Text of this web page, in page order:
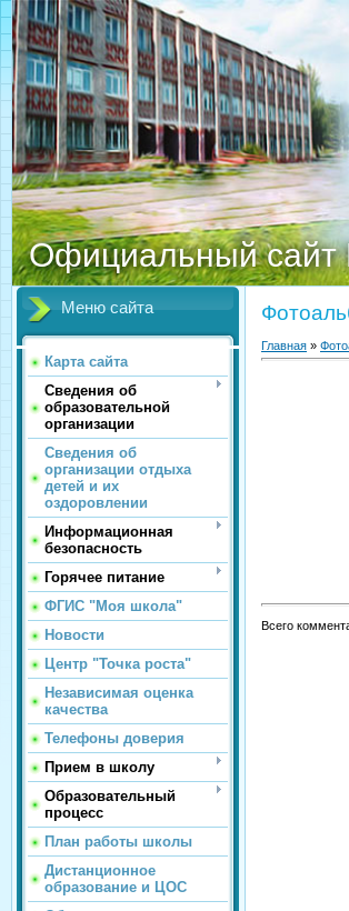
Официальный
Меню сайта
Карта сайта
Сведения об
образовательной
организации
Сведения об
организации отдыха
детей и их
оздоровлении
Информационная
безопасность
Горячее питание
ФГИС "Моя школа"
Новости
Центр "Точка роста"
Независимая оценка
качества
Телефоны доверия
Прием в школу
Образовательный
процесс
План работы школы
Дистанционное
образование и ЦОС
Главная »
Всего